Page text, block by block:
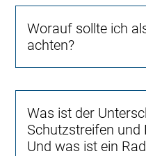
Worauf sollte ich
achten?
Was ist der
Schutzstreifen und
Und was ist ein